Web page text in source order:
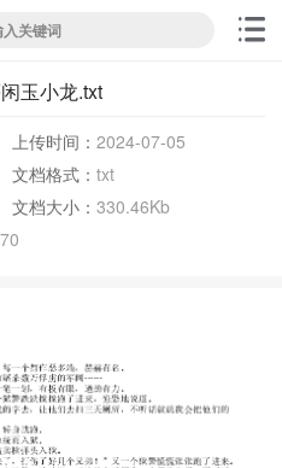
关键词
玉小龙.txt
上传时间： 2024-07-05
文档格式： txt
文档大小： 330.46Kb